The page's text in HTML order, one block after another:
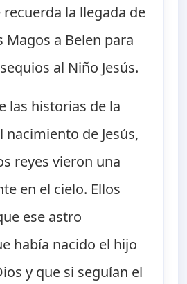
recuerda la llegada de
Magos a Belen para
al Niño Jesús.
las historias de la
nacimiento de Jesús,
reyes vieron una
en el cielo. Ellos
ese astro
había nacido el hijo
y que si seguían el